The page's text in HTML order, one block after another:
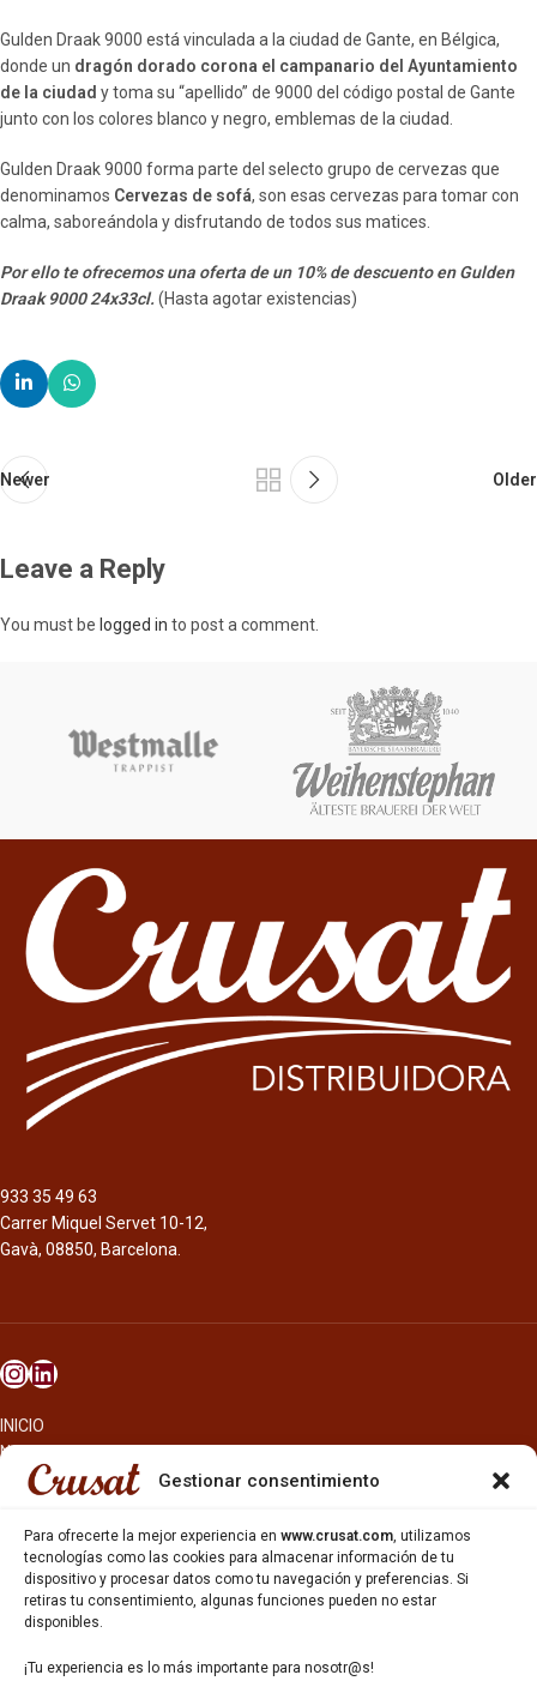
Gestionar consentimiento
Para ofrecerte la mejor experiencia en www.crusat.com, utilizamos
tecnologías como las cookies para almacenar información de tu
dispositivo y procesar datos como tu navegación y preferencias. Si
retiras tu consentimiento, algunas funciones pueden no estar
disponibles.
¡Tu experiencia es lo más importante para nosotr@s!
Gulden Draak 9000 está vinculada a la ciudad de Gante, en Bélgica,
donde un dragón dorado corona el campanario del Ayuntamiento
de la ciudad y toma su “apellido” de 9000 del código postal de Gante
junto con los colores blanco y negro, emblemas de la ciudad.
Gulden Draak 9000 forma parte del selecto grupo de cervezas que
denominamos Cervezas de sofá, son esas cervezas para tomar con
calma, saboreándola y disfrutando de todos sus matices.
Por ello te ofrecemos una oferta de un 10% de descuento en Gulden
Draak 9000 24x33cl. (Hasta agotar existencias)
Newer Older
Leave a Reply
You must be logged in to post a comment.
933 35 49 63
Carrer Miquel Servet 10-12,
Gavà, 08850, Barcelona.
INICIO
NOSOTROS
CERVEZAS
OTROS PRODUCTOS
REPARTO EN BARCELONA
HOSTELERÍA Y PEQUEÑA ALIMENTACIÓN
CARTAS DE CERVEZAS Y VINO
CATAS Y FORMACIONES
SERVICIO TÉCNICO